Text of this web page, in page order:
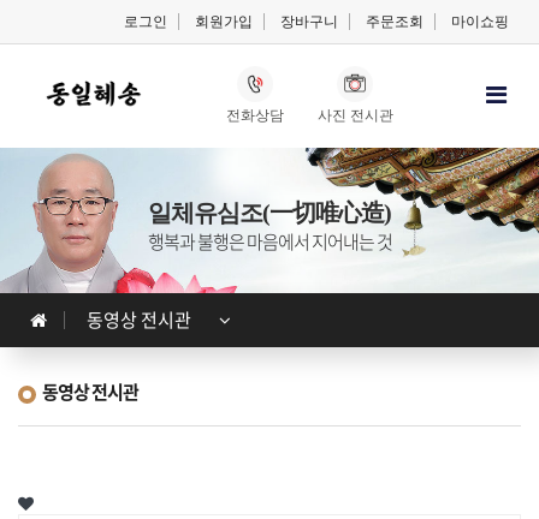
로그인 회원가입 장바구니 주문조회 마이쇼핑
전화상담 사진 전시관
일체유심조(一切唯心造)
행복과 불행은 마음에서 지어내는 것
동영상 전시관
동영상 전시관